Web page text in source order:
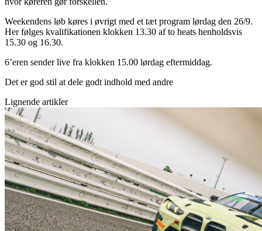
Weekendens løb køres i øvrigt med et tæt program lørdag den 26/9.
Her følges kvalifikationen klokken 13.30 af to heats henholdsvis
15.30 og 16.30.
6’eren sender live fra klokken 15.00 lørdag eftermiddag.
Det er god stil at dele godt indhold med andre
Lignende artikler